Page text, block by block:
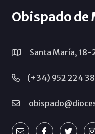
Obispado de
Santa María,
(+34) 952 224